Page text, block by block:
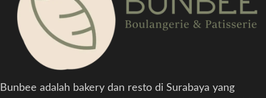
Bunbee adalah bakery dan resto di Surabaya yang